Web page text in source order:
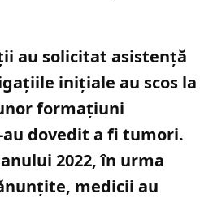
au solicitat asistență
inițiale au scos la
formațiuni
au dovedit a fi tumori.
2022, în urma
medicii au